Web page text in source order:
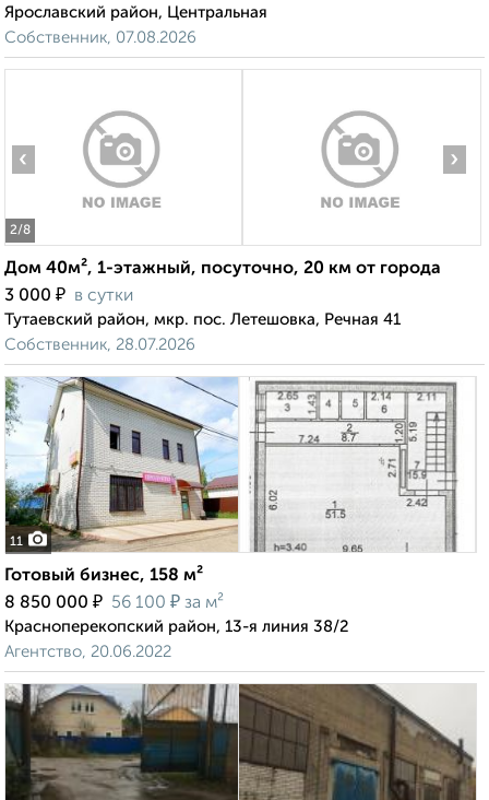
Ярославский район, Центральная
Собственник, 07.08.2026
2/8
‹ ›
Дом 40м², 1-этажный, посуточно, 20 км от города
3 000 ₽ в сутки
Тутаевский район, мкр. пос. Летешовка, Речная 41
Собственник, 28.07.2026
11
Готовый бизнес, 158 м²
8 850 000 ₽ 56 100 ₽ за м²
Красноперекопский район, 13-я линия 38/2
Агентство, 20.06.2022